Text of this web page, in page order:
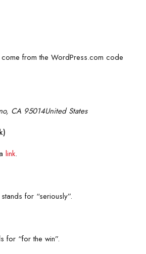
from the WordPress.com code
CA 95014United States
link.
stands for “seriously”.
for “for the win”.